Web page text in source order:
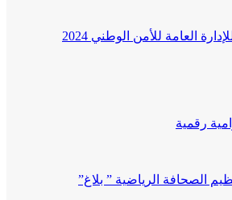
العامة للأمن الوطني 2024
رقمية
الصحافة الرياضية ” بلاغ”